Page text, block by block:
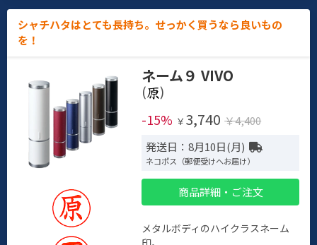
シャチハタはとても長持ち。せっかく買うなら良いもの
を！
ネーム９ VIVO
(
)
-15% ￥ 3,740 ￥4,400
発送日：8月10日(月)
ネコポス（郵便受けへお届け）
商品詳細・ご注文
メタルボディのハイクラスネーム